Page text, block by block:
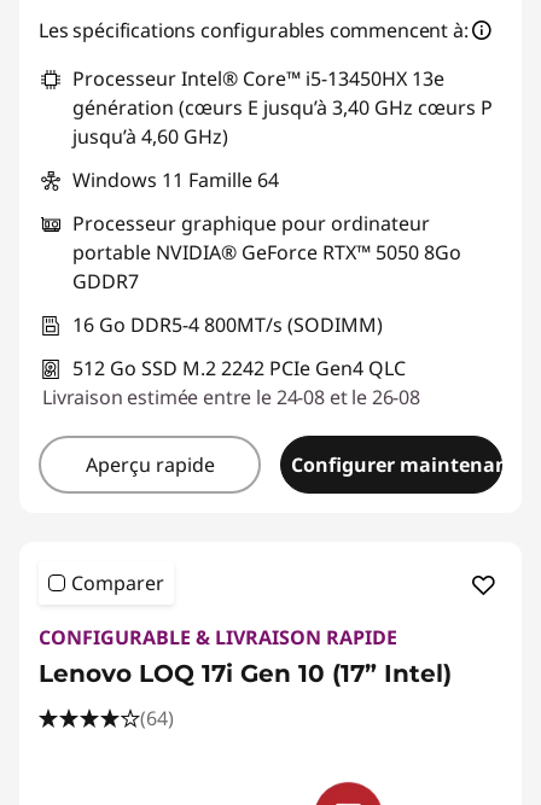
Bons de réduction en ligne :-€96,47
Code de réduction : GAMING-DEAL
Les spécifications configurables commencent à:
Processeur Intel® Core™ i5-13450HX 13e
génération (cœurs E jusqu’à 3,40 GHz cœurs P
jusqu’à 4,60 GHz)
Windows 11 Famille 64
Processeur graphique pour ordinateur
portable NVIDIA® GeForce RTX™ 5050 8Go
GDDR7
16 Go DDR5-4 800MT/s (SODIMM)
512 Go SSD M.2 2242 PCIe Gen4 QLC
Livraison estimée entre le 24-08 et le 26-08
Aperçu rapide Configurer maintenant
Comparer
CONFIGURABLE & LIVRAISON RAPIDE
Lenovo LOQ 17i Gen 10 (17” Intel)
(64)